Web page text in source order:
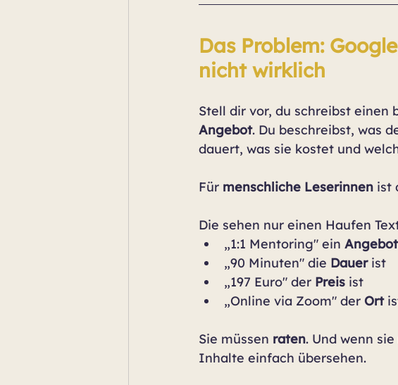
Das Problem:
nicht wirklich
Stell dir vor, du schreibst
Angebot. Du beschreibst, was
dauert, was sie kostet und
Für menschliche Leserinnen ist
Die sehen nur einen Haufen
„1:1 Mentoring" ein Angebot
„90 Minuten" die Dauer ist
„197 Euro" der Preis ist
„Online via Zoom" der Ort
Sie müssen raten. Und wenn
Inhalte einfach übersehen.